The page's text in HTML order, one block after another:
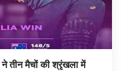
तीन मैचों की श्रृंखला में